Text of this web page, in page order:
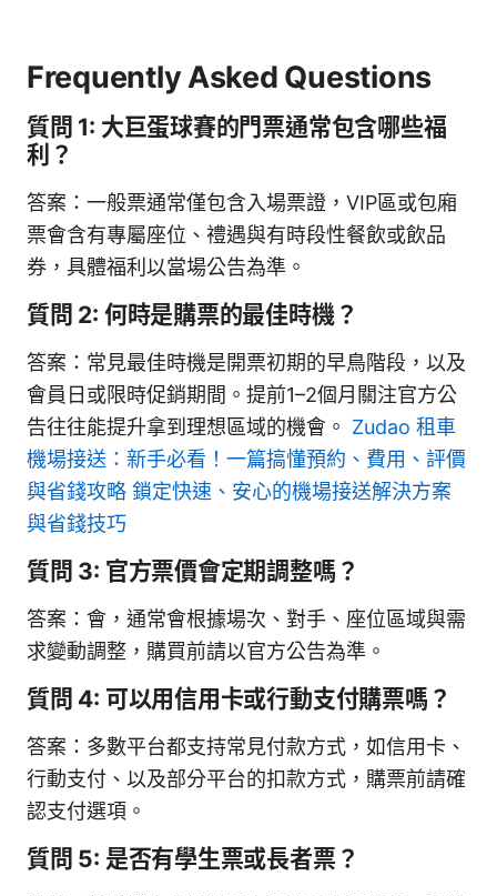
Frequently Asked Questions
質問 1: 大巨蛋球賽的門票通常包含哪些福
利？
答案：一般票通常僅包含入場票證，VIP區或包廂
票會含有專屬座位、禮遇與有時段性餐飲或飲品
券，具體福利以當場公告為準。
質問 2: 何時是購票的最佳時機？
答案：常見最佳時機是開票初期的早鳥階段，以及
會員日或限時促銷期間。提前1–2個月關注官方公
告往往能提升拿到理想區域的機會。 Zudao 租車
機場接送：新手必看！一篇搞懂預約、費用、評價
與省錢攻略 鎖定快速、安心的機場接送解決方案
與省錢技巧
質問 3: 官方票價會定期調整嗎？
答案：會，通常會根據場次、對手、座位區域與需
求變動調整，購買前請以官方公告為準。
質問 4: 可以用信用卡或行動支付購票嗎？
答案：多數平台都支持常見付款方式，如信用卡、
行動支付、以及部分平台的扣款方式，購票前請確
認支付選項。
質問 5: 是否有學生票或長者票？